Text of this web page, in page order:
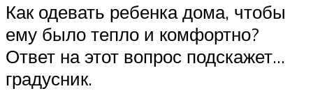
Как одевать ребенка дома, чтобы
ему было тепло и комфортно?
Ответ на этот вопрос подскажет…
градусник.